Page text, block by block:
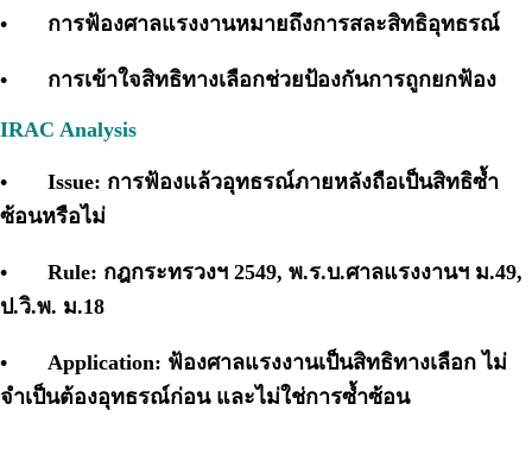
• การฟ้องศาลแรงงานหมายถึงการสละสิทธิอุทธรณ์
• การเข้าใจสิทธิทางเลือกช่วยป้องกันการถูกยกฟ้อง
IRAC Analysis
•
Issue: การฟ้องแล้วอุทธรณ์ภายหลังถือเป็นสิทธิซ้ำ
ซ้อนหรือไม่
•
Rule: กฎกระทรวงฯ 2549, พ.ร.บ.ศาลแรงงานฯ ม.49,
ป.วิ.พ. ม.18
•
Application: ฟ้องศาลแรงงานเป็นสิทธิทางเลือก ไม่
จำเป็นต้องอุทธรณ์ก่อน และไม่ใช่การซ้ำซ้อน